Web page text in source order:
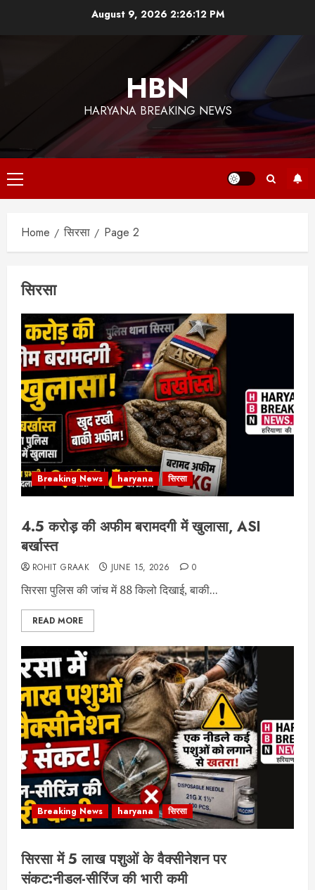
August 9, 2026 2:26:13 PM
HBN
HARYANA BREAKING NEWS
Primary
Menu
Home सिरसा Page 2
सिरसा
Breaking News haryana सिरसा
4.5 करोड़ की अफीम बरामदगी में खुलासा, ASI
बर्खास्त
ROHIT GRAAK JUNE 15, 2026 0
सिरसा पुलिस की जांच में 88 किलो दिखाई, बाकी...
READ MORE
Breaking News haryana सिरसा
सिरसा में 5 लाख पशुओं के वैक्सीनेशन पर
संकट:नीडल-सीरिंज की भारी कमी